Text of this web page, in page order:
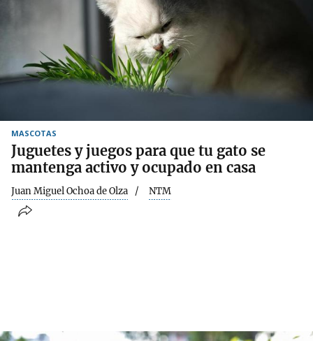
MASCOTAS
Juguetes y juegos para que tu gato se
mantenga activo y ocupado en casa
Juan Miguel Ochoa de Olza NTM